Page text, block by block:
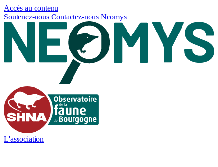
Accès au contenu
Soutenez-nous Contactez-nous Neomys
L'association
Panneau de gestion des cookies